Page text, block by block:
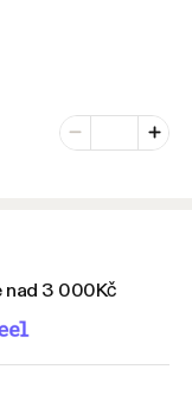
Mínus
Počet variant
Plus
nad 3 000Kč